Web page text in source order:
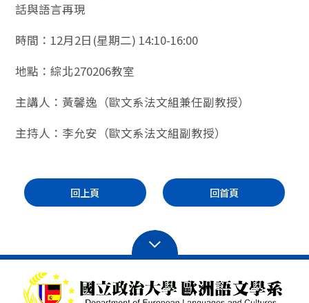
話與語言再現
時間：12月2日(星期二) 14:10-16:00
地點：綜北270206教室
主講人：黃馨逸（歐文系法文組兼任副教授）
主持人：李允安（歐文系法文組副教授）
回上頁 回首頁